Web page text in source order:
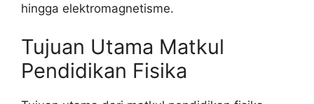
hingga elektromagnetisme.
Tujuan Utama Matkul
Pendidikan Fisika